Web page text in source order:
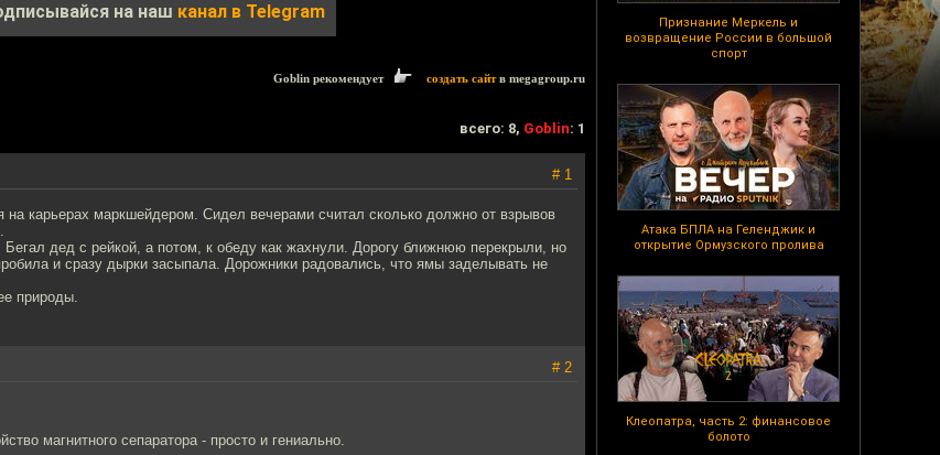
Признание Меркель и
возвращение России в большой
спорт
Атака БПЛА на Геленджик и
открытие Ормузского пролива
Клеопатра, часть 2: финансовое
болото
на наш канал в Telegram
Goblin рекомендует создать сайтв megagroup.ru
всего: 8, Goblin: 1
# 1
на карьерах маркшейдером. Сидел вечерами считал сколько должно от взрывов
Бегал дед с рейкой, а потом, к обеду как жахнули. Дорогу ближнюю перекрыли, но
и сразу дырки засыпала. Дорожники радовались, что ямы заделывать не
природы.
# 2
магнитного сепаратора - просто и гениально.